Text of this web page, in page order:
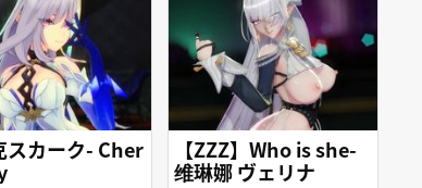
スカーク- Cher
【ZZZ】Who is she-
维琳娜 ヴェリナ